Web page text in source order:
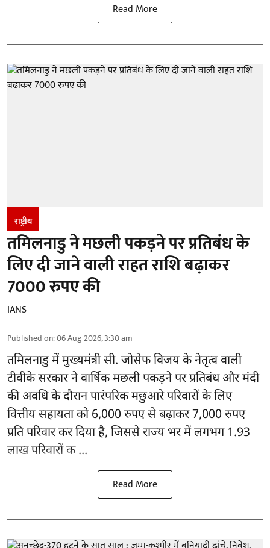
Read More
राष्ट्रीय
तमिलनाडु ने मछली पकड़ने पर प्रतिबंध के
लिए दी जाने वाली राहत राशि बढ़ाकर
7000 रुपए की
IANS
Published on:06 Aug 2026, 3:30 am
तमिलनाडुमें मुख्यमंत्री सी. जोसेफ विजय के नेतृत्व वाली
टीवीके सरकार ने वार्षिक मछली पकड़ने पर प्रतिबंध और मंदी
की अवधि के दौरान पारंपरिक मछुआरे परिवारों के लिए
वित्तीय सहायता को 6,000 रुपए से बढ़ाकर 7,000 रुपए
प्रति परिवार कर दिया है, जिससे राज्य भर में लगभग 1.93
लाख परिवारों क ...
Read More